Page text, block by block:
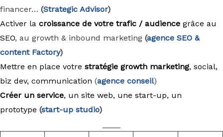
financer… (Strategic Advisor)
Activer la croissance de votre trafic / audience grâce au
SEO, au growth & inbound marketing (agence SEO &
content Factory)
Mettre en place votre stratégie growth marketing, social,
biz dev, communication (agence conseil)
Créer un service, un site web, une start-up, un
prototype (start-up studio)